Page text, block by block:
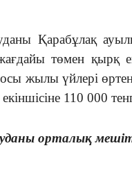
Қарабұлақ
төмен қырқ
жылы үйлері
110 000
орталық